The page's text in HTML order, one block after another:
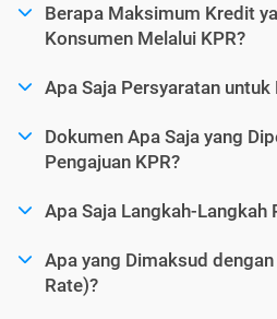
Berapa Maksimum Kredit
Konsumen Melalui KPR?
Apa Saja Persyaratan untuk
Dokumen Apa Saja yang
Pengajuan KPR?
Apa Saja Langkah-Langkah
Apa yang Dimaksud
Rate)?